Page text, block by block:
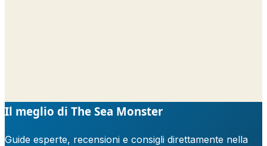
Il meglio di The Sea Monster
Guide esperte, recensioni e consigli direttamente nella